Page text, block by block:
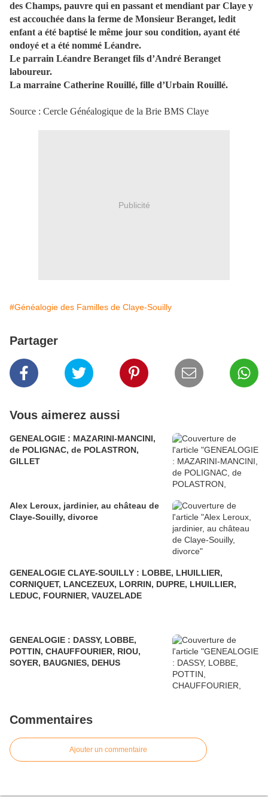
des Champs, pauvre qui en passant et mendiant par Claye y
est accouchée dans la ferme de Monsieur Beranget, ledit
enfant a été baptisé le même jour sou condition, ayant été
ondoyé et a été nommé Léandre.
Le parrain Léandre Beranget fils d’André Beranget
laboureur.
La marraine Catherine Rouillé, fille d’Urbain Rouillé.
Source : Cercle Généalogique de la Brie BMS Claye
Publicité
#Généalogie des Familles de Claye-Souilly
Partager
Vous aimerez aussi
GENEALOGIE : MAZARINI-MANCINI,
de POLIGNAC, de POLASTRON,
GILLET
Alex Leroux, jardinier, au château de
Claye-Souilly, divorce
GENEALOGIE CLAYE-SOUILLY : LOBBE, LHUILLIER,
CORNIQUET, LANCEZEUX, LORRIN, DUPRE, LHUILLIER,
LEDUC, FOURNIER, VAUZELADE
GENEALOGIE : DASSY, LOBBE,
POTTIN, CHAUFFOURIER, RIOU,
SOYER, BAUGNIES, DEHUS
Commentaires
Ajouter un commentaire